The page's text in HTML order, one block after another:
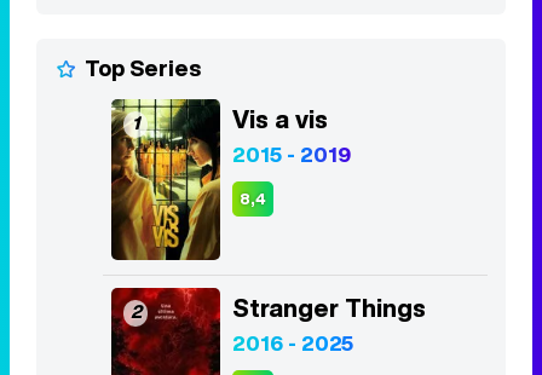
Top Series
1 Vis a vis
2015 - 2019
8,4
2 Stranger Things
2016 - 2025